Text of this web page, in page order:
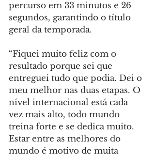
percurso em 33 minutos e 26
segundos, garantindo o título
geral da temporada.
“Fiquei muito feliz com o
resultado porque sei que
entreguei tudo que podia. Dei o
meu melhor nas duas etapas. O
nível internacional está cada
vez mais alto, todo mundo
treina forte e se dedica muito.
Estar entre as melhores do
mundo é motivo de muita